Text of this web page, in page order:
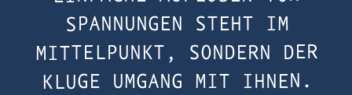
SPANNUNGEN STEHT IM
MITTELPUNKT, SONDERN DER
KLUGE UMGANG MIT IHNEN.